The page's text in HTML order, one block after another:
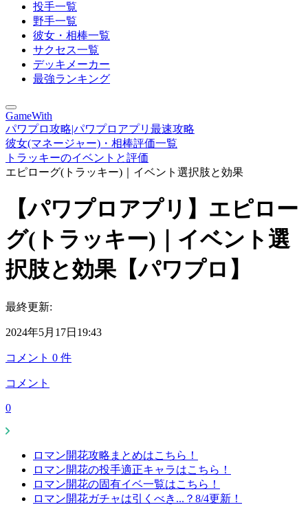
投手一覧
野手一覧
彼女・相棒一覧
サクセス一覧
デッキメーカー
最強ランキング
GameWith
パワプロ攻略|パワプロアプリ最速攻略
彼女(マネージャー)・相棒評価一覧
トラッキーのイベントと評価
エピローグ(トラッキー)｜イベント選択肢と効果
【パワプロアプリ】エピロー
グ(トラッキー)｜イベント選
択肢と効果【パワプロ】
最終更新:
2024年5月17日19:43
コメント 0 件
コメント
0
ロマン開花攻略まとめはこちら！
ロマン開花の投手適正キャラはこちら！
ロマン開花の固有イベ一覧はこちら！
ロマン開花ガチャは引くべき...？8/4更新！